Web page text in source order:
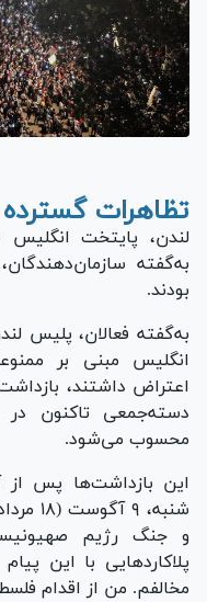
تظاهرات
لندن، پایتخت
بودند.
انگلیس مبنی بر
اعتراض داشتند،
دسته‌جمعی تاکنون
محسوب می‌شود.
این بازداشت‌ها پس
و جنگ رژیم
پلاکارد‌هایی با این
مخالفم. من از اقدام